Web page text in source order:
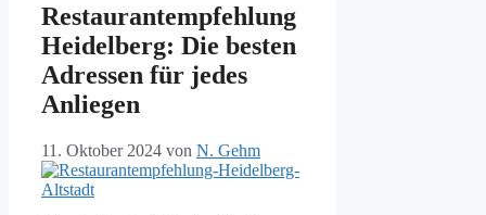
Restaurantempfehlung
Heidelberg: Die besten
Adressen für jedes
Anliegen
11. Oktober 2024 von N. Gehm